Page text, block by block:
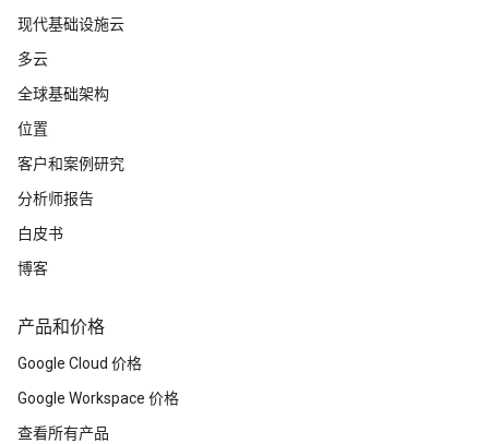
现代基础设施云
多云
全球基础架构
位置
客户和案例研究
分析师报告
白皮书
博客
产品和价格
Google Cloud 价格
Google Workspace 价格
查看所有产品